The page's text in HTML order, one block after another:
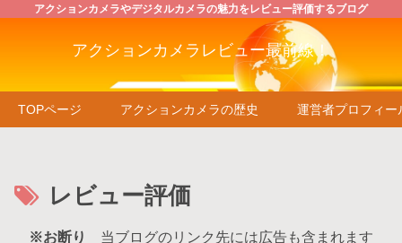
アクションカメラやデジタルカメラの魅力をレビュー評価するブログ
アクションカメラレビュー最前線！
TOPページ アクションカメラの歴史 運営者プロフィー
レビュー評価
※お断り 当ブログのリンク先には広告も含まれます